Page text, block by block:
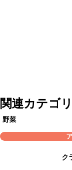
関連カテゴリ
野菜
ク